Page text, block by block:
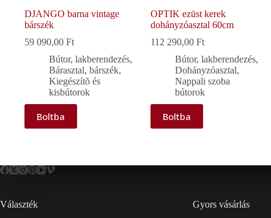
DJANGO barna vintage
bárszék
59 090,00 Ft
Bútor, lakberendezés,
Bárasztal, bárszék,
Kiegészítõ és
kisbútorok
Boltba
OPTIK ezüst kerek
dohányzóasztal 60cm
112 290,00Ft
Bútor, lakberendezés,
Dohányzóasztal,
Nappali szoba
bútorok
Boltba
Választék Gyors vásárlás